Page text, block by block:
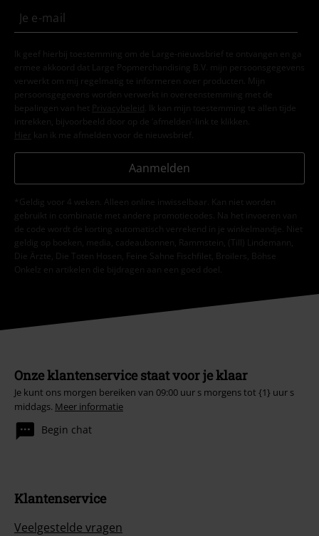
Ik geef hierbij toestemming om de Large-nieuwsbrief te ontvangen en ga
ermee akkoord dat Large Popmerchandising B.V. mijn persoonsgegevens
verwerkt om mij regelmatig te informeren over producten. Mijn
persoonsgegevens worden verwerkt in overeenstemming met de
bepalingen van het
Privacybeleid . Ik kan mijn toestemming te allen tijde
intrekken, bijvoorbeeld door op de ‘afmelden’-link te klikken.
Hier kan ik me afmelden voor de nieuwsbrief.
Aanmelden
*Geldig voor 4 weken. Alleen online inwisselbaar. Kan niet worden
gebruikt in combinatie met andere promotiecodes. Na het invoeren van
de code wordt de korting automatisch verrekend in je winkelmandje. Niet
geldig op boeken, media, cadeaubonnen, Rammstein, (Till) Lindemann,
Die Ärzte, Die Toten Hosen, Feine Sahne Fischfilet, Broilers, Böhse
Onkelz en artikelen die bijdragen aan een goed doel.
Onze klantenservice staat voor je klaar
Je kunt ons morgen bereiken van 09:00 uur s morgens tot {1} uur s
middags. Meer informatie
Begin chat
Klantenservice
Veelgestelde vragen